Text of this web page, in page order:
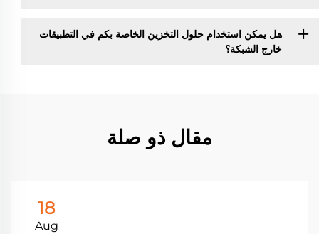
هل يمكن استخدام حلول التخزين الخاصة بكم في التطبيقات
خارج الشبكة؟
مقال ذو صلة
18
Aug